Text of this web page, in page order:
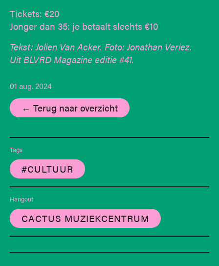
Tickets: €20
Jonger dan 35: je betaalt slechts €10
Tekst: Jolien Van Acker. Foto: Jonathan Veriez.
Uit BLVRD Magazine editie #41.
01 aug. 2024
← Terug naar overzicht
Tags
#CULTUUR
Hangout
CACTUS MUZIEKCENTRUM